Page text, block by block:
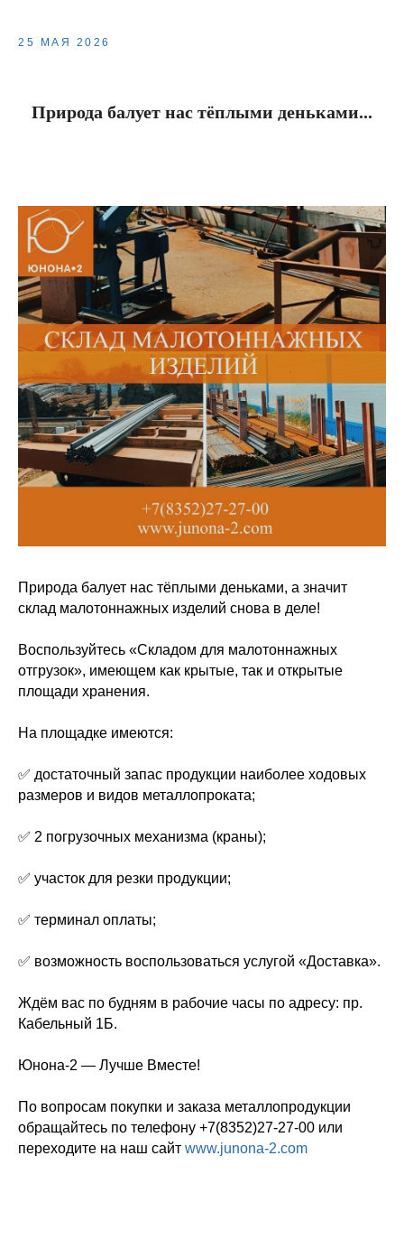
25 МАЯ 2026
Природа балует нас тёплыми деньками...
Природа балует нас тёплыми деньками, а значит
склад малотоннажных изделий снова в деле!
Воспользуйтесь «Складом для малотоннажных
отгрузок», имеющем как крытые, так и открытые
площади хранения.
На площадке имеются:
✅ достаточный запас продукции наиболее ходовых
размеров и видов металлопроката;
✅ 2 погрузочных механизма (краны);
✅ участок для резки продукции;
✅ терминал оплаты;
✅ возможность воспользоваться услугой «Доставка».
Ждём вас по будням в рабочие часы по адресу: пр.
Кабельный 1Б.
Юнона-2 — Лучше Вместе!
По вопросам покупки и заказа металлопродукции
обращайтесь по телефону +7(8352)27-27-00 или
переходите на наш сайт www.junona-2.com